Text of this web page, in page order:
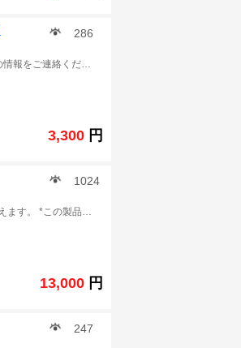
286
※この商品は 城とドラゴン の課金チャージ代行 販売となります。... ※ご入金後、以下の情報をご連絡ください。 引継コード：.. パスワード： ユーザ名： レベル： ID： 手持ちのルビー 数： 通常は1時間～3時間以内作業完了できます。 作業の状況によって、少し遅延可能性もあります。予めご了承ください。 ★こちらは仲介業者で、チャージのソースは確定できませんため、取引後BAN、警告、回収などを受けた場合にも当方は責任を取りません。そのリスクを承知の上ご利用でお願いいたします。また、トラブル回避の為、取引完了後お早めにPASSの変更をよろしくお願いします。 ご利用をお待ちいたしております。 .
3,300 円
1024
一度に5ユニット購入すると、1サービスユニットを獲得できます。 10個買うと3個もらえます。 *この製品はAndroid専用であり、iOSでの購入はお勧めしません。 ご希望のユニット数をお知らせください。独占販売いたします。 入金後、以下の口座情報を教えてください。 コードの続き： パスワード： サーバー名： アカウント名： 現在所有しているジュエリー： どうもありがとうございました。 通常、1〜36時間以内に完了する予定です。 代理店によっては、少し早い場合と少し遅い場合があります。 ご了承ください。 応答時間：午前7時から午後2時。 深夜に購入すれば翌朝からご利用いただけます。.
13,000 円
247